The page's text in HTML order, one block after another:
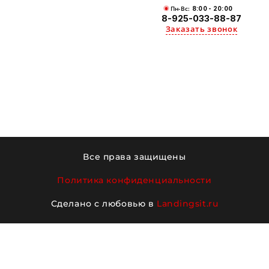
Пн-Вс: 8:00 - 20:00
8-925-033-88-87
Заказать звонок
Все права защищены
Политика конфиденциальности
Сделано с любовью в Landingsit.ru